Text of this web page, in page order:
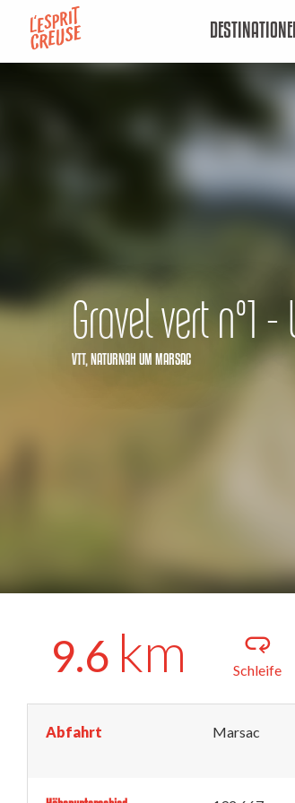
contenu
Gravel vert n°1
VTT, NATURNAH UM MARSAC
9.6 km Schleife
Abfahrt Marsac